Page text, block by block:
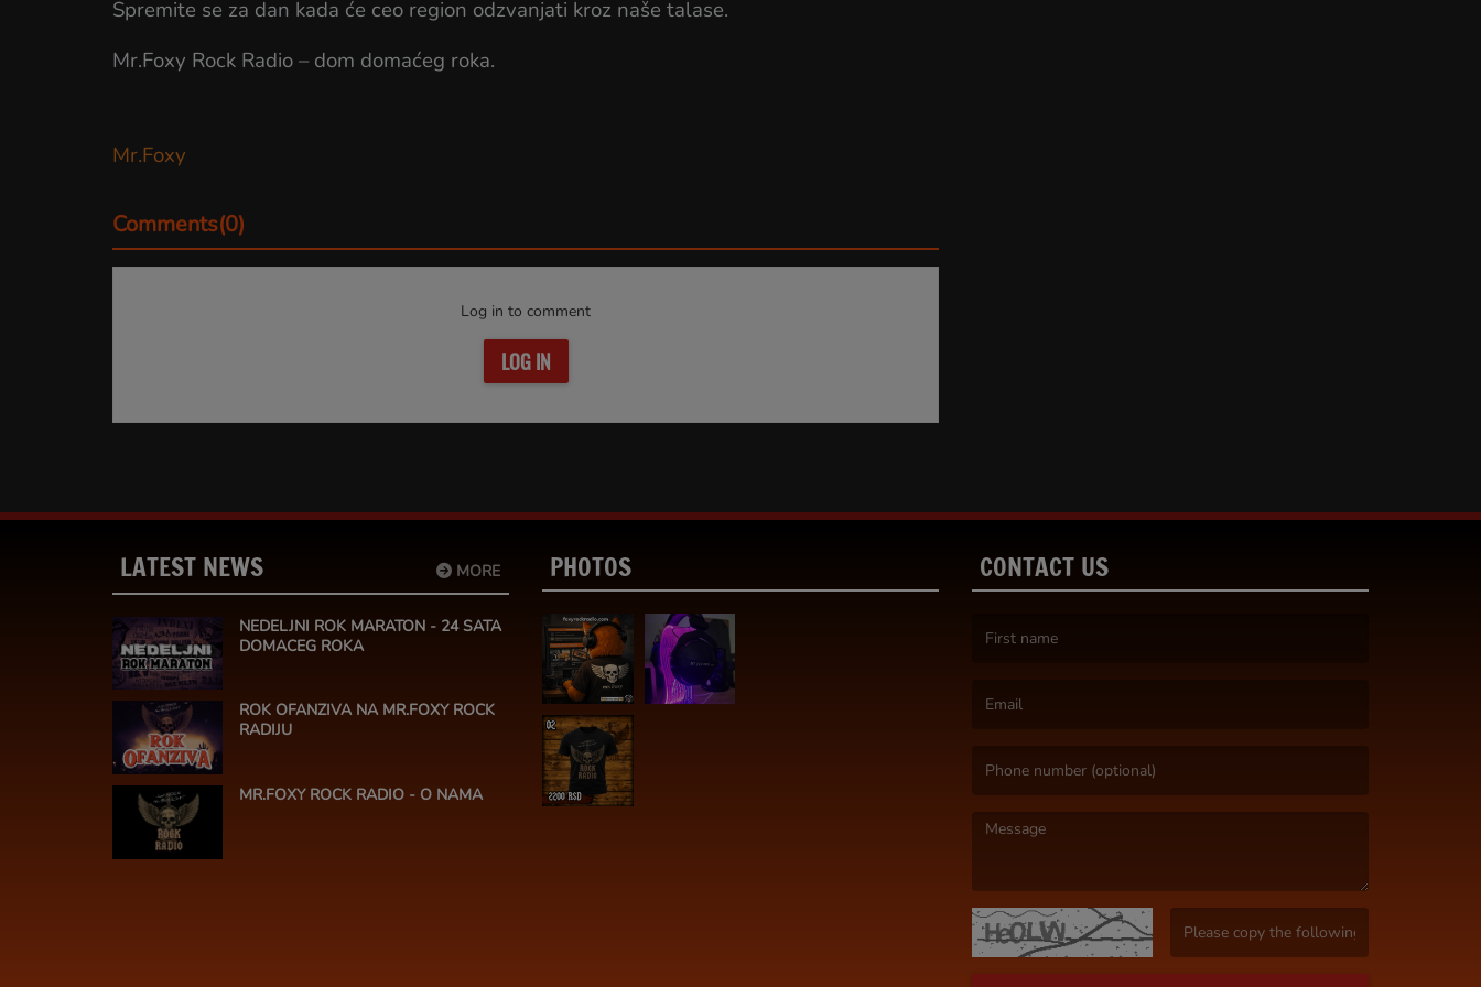
Spremite se za dan kada će ceo region odzvanjati kroz naše talase.
Mr.Foxy Rock Radio – dom domaćeg roka.
Mr.Foxy
Comments(0)
Log in to comment
LOG IN
MORE
LATEST NEWS
NEDELJNI ROK MARATON - 24 SATA
DOMACEG ROKA
ROK OFANZIVA NA MR.FOXY ROCK
RADIJU
MR.FOXY ROCK RADIO - O NAMA
PHOTOS CONTACT US